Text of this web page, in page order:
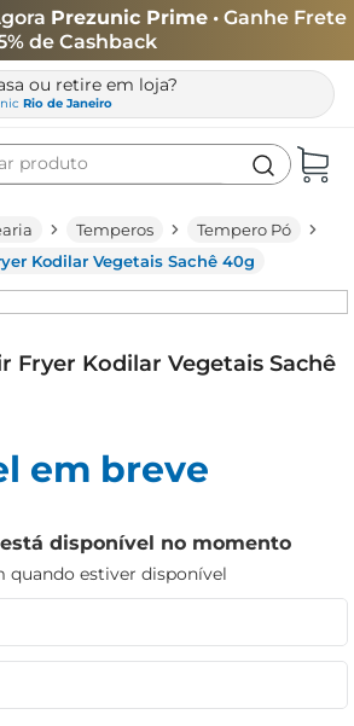
Prezunic Prime • Ganhe Frete
de Cashback
ou retire em loja?
Rio de Janeiro
produto
Temperos
Tempero Pó
Kodilar Vegetais Sachê 40g
Fryer Kodilar Vegetais Sachê
em breve
disponível no momento
quando estiver disponível